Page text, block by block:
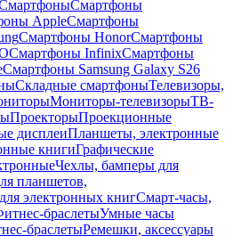
Смартфоны
AppleСмартфоны
Смартфоны HonorСмартфоны
Смартфоны InfinixСмартфоны
Смартфоны Samsung Galaxy S26
Складные смартфоныТелевизоры,
Мониторы-телевизорыТВ-
ПроекторыПроекционные
дисплеиПланшеты, электронные
книгиГрафические
Чехлы, бамперы для
планшетов,
электронных книгСмарт-часы,
браслетыУмные часы
браслетыРемешки, аксессуары